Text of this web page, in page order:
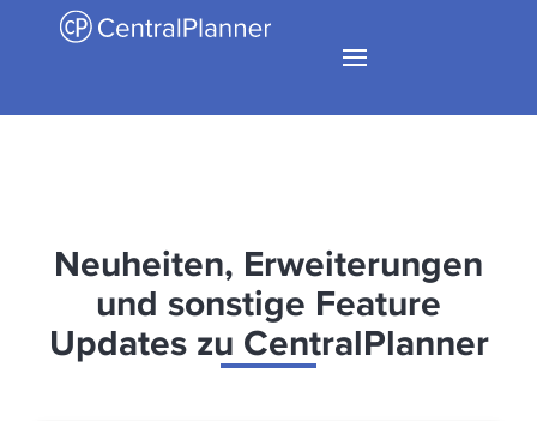
Neuheiten, Erweiterungen
und sonstige Feature
Updates zu CentralPlanner